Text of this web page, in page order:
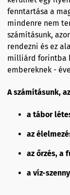
fenntartása a
mindenre nem
számításunk,
rendezni és ez
milliárd forintba
embereknek -
A számításunk,
a tábor
az
az őrzés, a
a víz-